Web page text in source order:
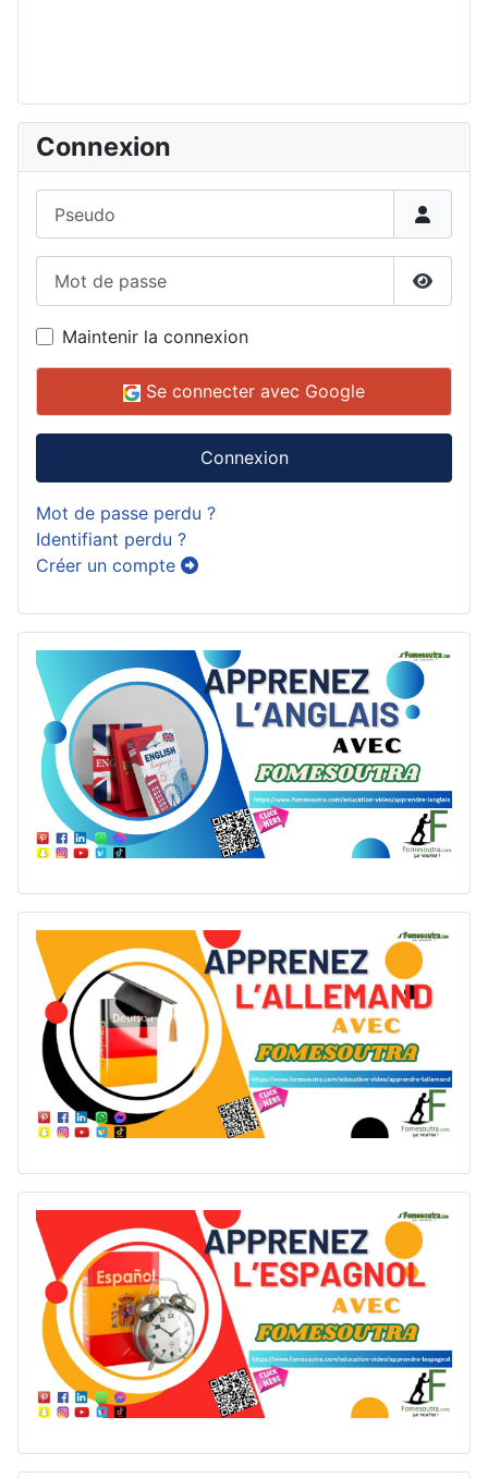
Connexion
Maintenir la connexion
Se connecter avec Google
Connexion
Mot de passe perdu ?
Identifiant perdu ?
Créer un compte